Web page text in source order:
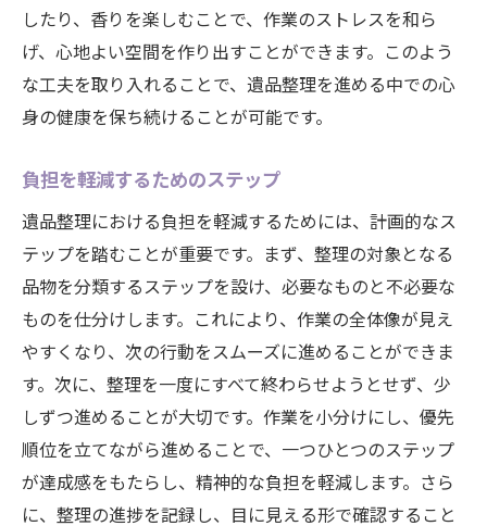
したり、香りを楽しむことで、作業のストレスを和ら
げ、心地よい空間を作り出すことができます。このよう
な工夫を取り入れることで、遺品整理を進める中での心
身の健康を保ち続けることが可能です。
負担を軽減するためのステップ
遺品整理における負担を軽減するためには、計画的なス
テップを踏むことが重要です。まず、整理の対象となる
品物を分類するステップを設け、必要なものと不必要な
ものを仕分けします。これにより、作業の全体像が見え
やすくなり、次の行動をスムーズに進めることができま
す。次に、整理を一度にすべて終わらせようとせず、少
しずつ進めることが大切です。作業を小分けにし、優先
順位を立てながら進めることで、一つひとつのステップ
が達成感をもたらし、精神的な負担を軽減します。さら
に、整理の進捗を記録し、目に見える形で確認すること